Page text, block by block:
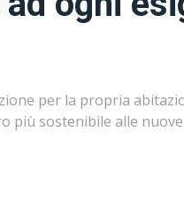
per la propria
più sostenibile alle